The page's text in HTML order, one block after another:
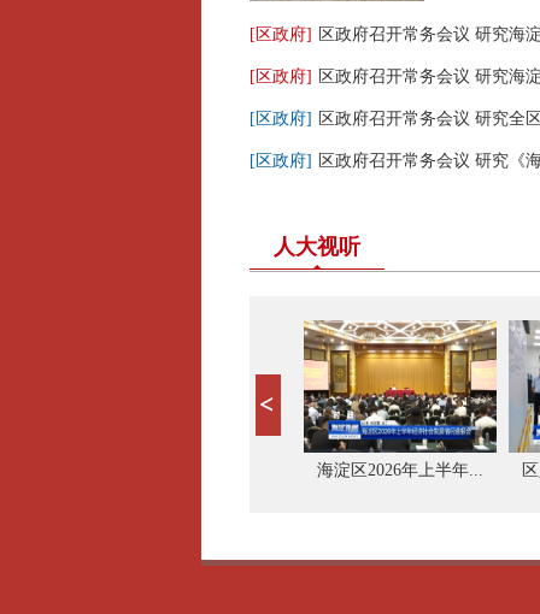
[区政府] 区政府召开常务会议 研究海
[区政府] 区政府召开常务会议 研究海
[区政府] 区政府召开常务会议 研究全
[区政府] 区政府召开常务会议 研究《
人大视听
海淀区2026年上半年...